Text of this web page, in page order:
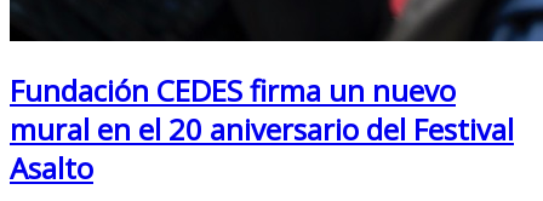
Fundación CEDES firma un nuevo
mural en el 20 aniversario del Festival
Asalto